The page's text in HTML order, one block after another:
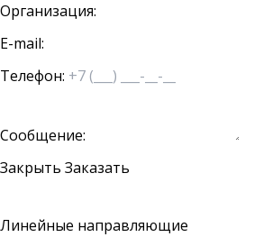
Организация:
E-mail:
Телефон:
Сообщение:
Закрыть Заказать
Линейные направляющие